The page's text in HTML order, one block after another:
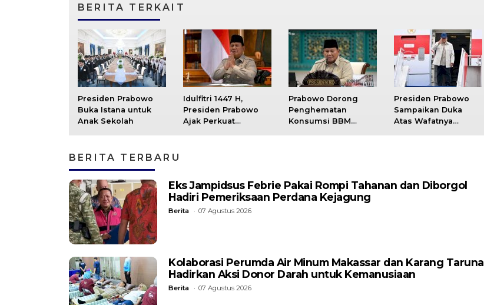
BERITA TERKAIT
Presiden Prabowo
Buka Istana untuk
Anak Sekolah
Idulfitri 1447 H,
Presiden Prabowo
Ajak Perkuat
Prabowo Dorong
Penghematan
Konsumsi BBM
Presiden Prabowo
Sampaikan Duka
Atas Wafatnya
BERITA TERBARU
Eks Jampidsus Febrie Pakai Rompi Tahanan dan Diborgol
Hadiri Pemeriksaan Perdana Kejagung
Berita 07 Agustus 2026
Kolaborasi Perumda Air Minum Makassar dan Karang Taruna
Hadirkan Aksi Donor Darah untuk Kemanusiaan
Berita 07 Agustus 2026